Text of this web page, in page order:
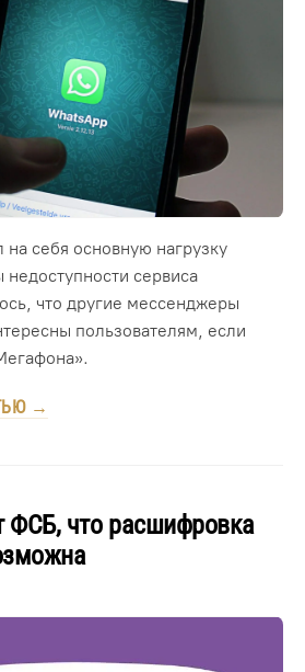
себя основную нагрузку
недоступности сервиса
что другие мессенджеры
пользователям, если
→
ФСБ, что расшифровка